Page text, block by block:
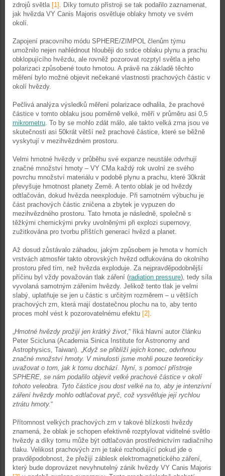
zdrojů světla [1] . Díky tomuto přístroji se tak podařilo zaznamenat,
jak hvězda VY Canis Majoris osvětluje oblaky hmoty ve svém
okolí.
Zapojení pracovního módu SPHERE/ZIMPOL členům týmu
umožnilo nejen nahlédnout hlouběji do srdce oblaku plynu a prachu
obklopujícího hvězdu, ale rovněž pozorovat rozptyl světla a jeho
polarizaci způsobené touto hmotou. A právě na základě těchto
měření bylo možné objevit nečekané vlastnosti prachových částic v
okolí hvězdy.
Pečlivá analýza výsledků měření polarizace odhalila, že prachové
částice v tomto oblaku jsou poměrně velké, měří v průměru asi 0,5
mikrometru. To by se mohlo zdát málo, ale takto velká zrna jsou ve
skutečnosti asi 50krát větší než prachové částice, které se běžně
vyskytují v mezihvězdném prostoru.
Velmi hmotné hvězdy v průběhu své expanze neustále odvrhují
značné množství hmoty – VY CMa každý rok uvolní ze svého
povrchu množství materiálu v podobě plynu a prachu, které 30krát
převyšuje hmotnost planety Země. A tento oblak je od hvězdy
odtlačován, dokud hvězda neexploduje. Při samotném výbuchu je
část prachových částic zničena a zbytek je vypuzen do
mezihvězdného prostoru. Tato hmota je následně, společně s
těžkými chemickými prvky uvolněnými při explozi supernovy,
zužitkována pro tvorbu příštích generací hvězd a planet.
Až dosud zůstávalo záhadou, jakým způsobem je hmota v horních
vrstvách atmosfér takto obrovských hvězd odfukována do okolního
prostoru před tím, než hvězda exploduje. Za nejpravděpodobnější
příčinu byl vždy považován tlak záření (radiation pressure), tedy síla
vyvolaná samotným zářením hvězdy. Jelikož tento tlak je velmi
slabý, uplatňuje se jen u částic s určitým rozměrem – u větších
prachových zrn, která mají dostatečnou plochu na to, aby tento
proces mohl vést k pozorovatelnému efektu [2] .
„Hmotné hvězdy prožijí jen krátký život,“ říká hlavní autor článku
Peter Scicluna (Academia Sinica Institute for Astronomy and
Astrophysics, Taiwan). „Když se přiblíží jejich konec, odvrhnou
značné množství hmoty. V minulosti jsme mohli pouze teoreticky
uvažovat o tom, jak k tomu dochází. Nyní, s pomocí přístroje
SPHERE, se nám podařilo objevit velké prachové částice v okolí
tohoto veleobra. Tyto částice jsou dost velké na to, aby je intenzivní
záření hvězdy mohlo odtlačovat pryč, což vysvětluje její rychlou
ztrátu hmoty.“
Přítomnost velkých prachových zrn v takové blízkosti hvězdy
znamená, že oblak je schopen efektivně rozptylovat viditelné světlo
hvězdy a díky tomu může být odtlačován prostřednictvím radiačního
tlaku. Velikost prachových zrn je také rozhodující pokud jde o
pravděpodobnost, že přežijí záblesk elektromagnetického záření,
který bude doprovázet nevyhnutelný zánik hvězdy VY Canis Majoris